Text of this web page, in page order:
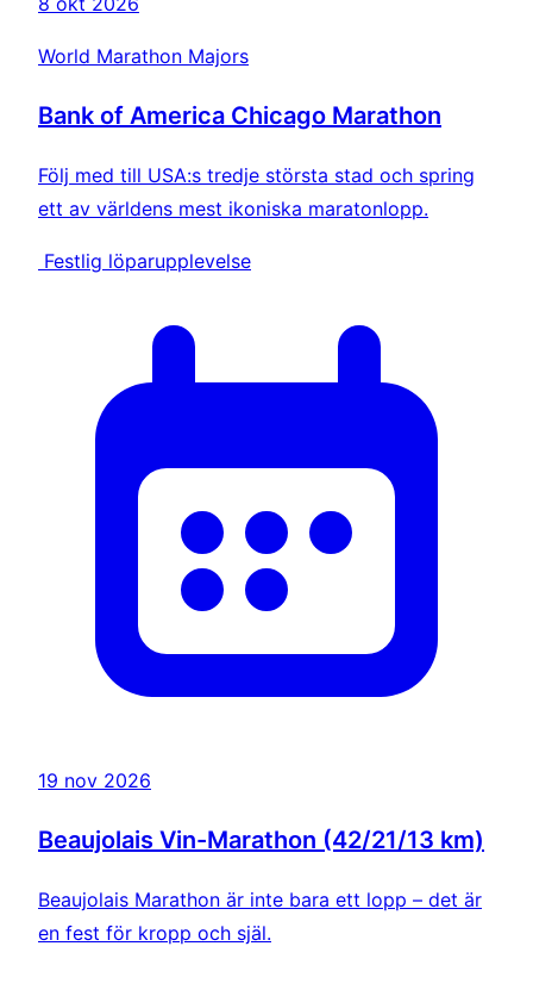
World Marathon Majors
Bank of America Chicago Marathon
Följ med till USA:s tredje största stad och spring
ett av världens mest ikoniska maratonlopp.
Festlig löparupplevelse
19 nov 2026
Beaujolais Vin-Marathon (42/21/13 km)
Beaujolais Marathon är inte bara ett lopp – det är
en fest för kropp och själ.